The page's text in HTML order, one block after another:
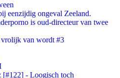
eenzijdig ongeval Zeeland.
is oud-directeur van twee
van wordt #3
- Loogisch toch